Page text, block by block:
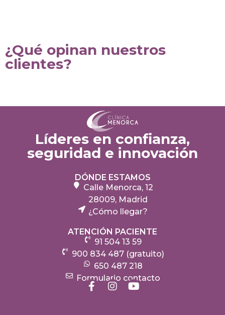
¿Qué opinan nuestros
clientes?
Líderes en confianza,
seguridad e innovación
DÓNDE ESTAMOS
Calle Menorca, 12
28009, Madrid
¿Cómo llegar?
ATENCIÓN PACIENTE
91 504 13 59
900 834 487 (gratuito)
650 487 218
Formulario contacto